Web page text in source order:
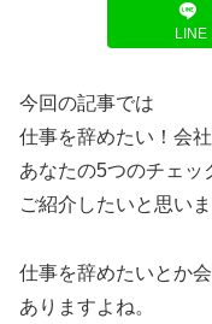
LINE
今回の記事では
仕事を辞めたい！会
あなたの5つのチェッ
ご紹介したいと思いま
仕事を辞めたいとか
ありますよね。